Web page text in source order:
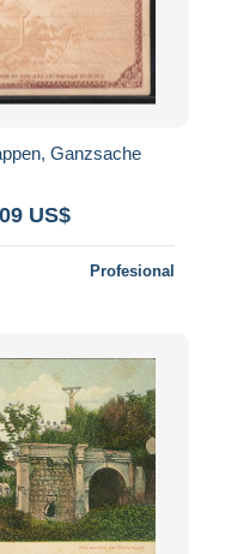
Ganzsache
US$
Profesional